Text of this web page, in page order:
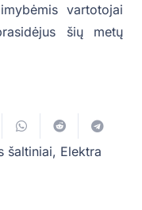
vartotojai
šių metų
šaltiniai, Elektra